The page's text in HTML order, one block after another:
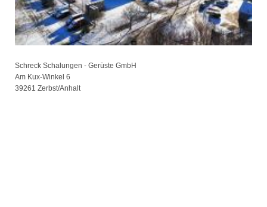
Schreck Schalungen - Gerüste GmbH
Am Kux-Winkel 6
39261 Zerbst/Anhalt